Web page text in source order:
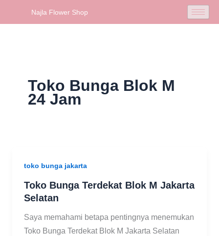
Najla Flower Shop
Toko Bunga Blok M
24 Jam
toko bunga jakarta
Toko Bunga Terdekat Blok M Jakarta
Selatan
Saya memahami betapa pentingnya menemukan
Toko Bunga Terdekat Blok M Jakarta Selatan